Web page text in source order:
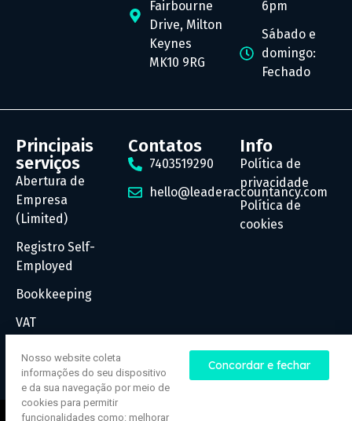
Fairbourne
Drive, Milton
Keynes
MK10 9RG
6pm
Sábado e
domingo:
Fechado
Principais
serviços
Abertura de
Empresa
(Limited)
Registro Self-
Employed
Bookkeeping
VAT
Contatos
7403519290
hello@leaderaccountancy.com
Info
Política de
privacidade
Política de
cookies
Nosso website coleta
informações do seu dispositivo
e da sua navegação por meio de
cookies para permitir
funcionalidades como: melhorar
Concordar e fechar